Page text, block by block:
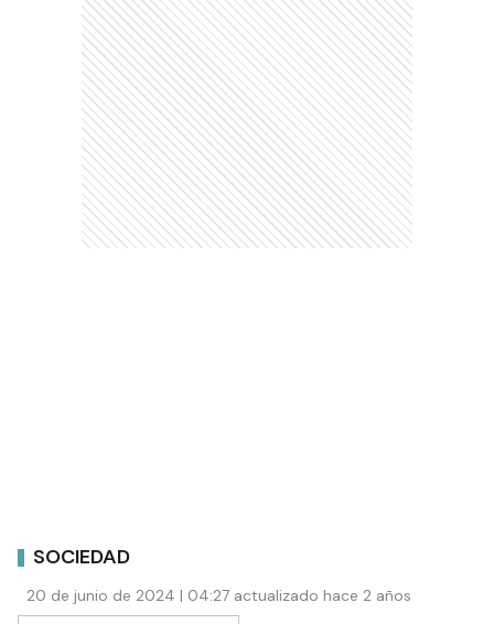
SOCIEDAD
20 de junio de 2024 | 04:27 actualizado hace 2 años